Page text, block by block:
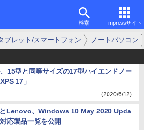
検索 Impressサイト
ブレット/スマートフォン ノートパソコン
15型と同等サイズの17型ハイエンドノー
17」
(2020/6/12)
Lenovo、Windows 10 May 2020 Upda
応製品一覧を公開